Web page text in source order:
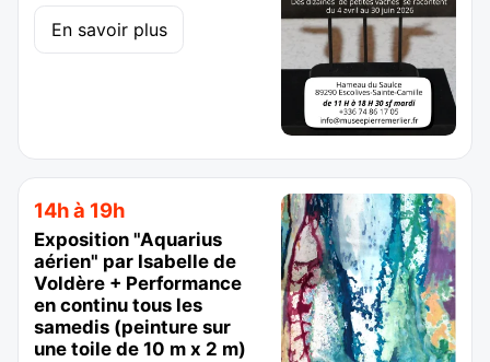
En savoir plus
14h à 19h
Exposition "Aquarius
aérien" par Isabelle de
Voldère + Performance
en continu tous les
samedis (peinture sur
une toile de 10 m x 2 m)